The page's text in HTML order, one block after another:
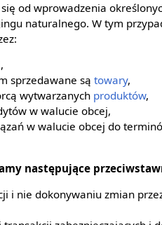
od wprowadzenia
naturalnego. W tym
sprzedawane są towary,
wytwarzanych produktów,
w walucie obcej,
w walucie obcej do
następujące
i nie dokonywaniu zmian